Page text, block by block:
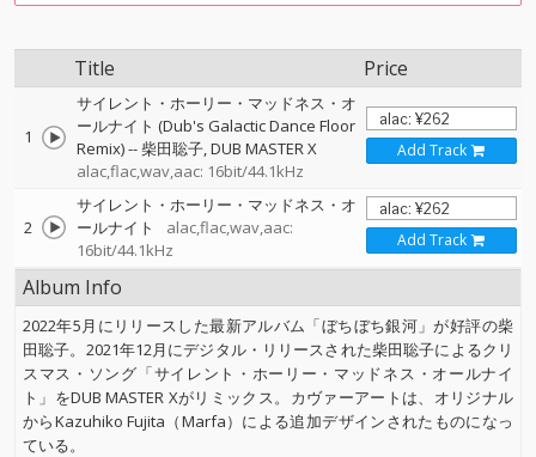
Title Price
1
サイレント・ホーリー・マッドネス・オ
ールナイト (Dub's Galactic Dance Floor
Remix)--柴田聡子 DUB MASTER X
alac,flac,wav,aac: 16bit/44.1kHz
Add Track
2
サイレント・ホーリー・マッドネス・オ
ールナイト
alac,flac,wav,aac:
16bit/44.1kHz
Add Track
Album Info
2022年5月にリリースした最新アルバム「ぼちぼち銀河」が好評の柴
田聡子。2021年12月にデジタル・リリースされた柴田聡子によるクリ
スマス・ソング「サイレント・ホーリー・マッドネス・オールナイ
ト」をDUB MASTER Xがリミックス。カヴァーアートは、オリジナル
からKazuhiko Fujita（Marfa）による追加デザインされたものになっ
ている。